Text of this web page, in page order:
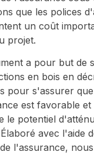
que les polices
un coût
projet.
a pour but de
en bois en
pour s'assurer
est favorable
le potentiel
avec l'aide
l'assurance,